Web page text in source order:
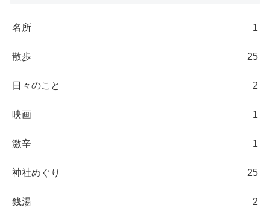
名所 1
散歩 25
日々のこと 2
映画 1
激辛 1
神社めぐり 25
銭湯 2